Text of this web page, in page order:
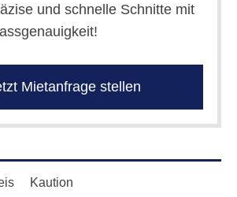
und schnelle Schnitte mit
Mietanfrage stellen
Kaution